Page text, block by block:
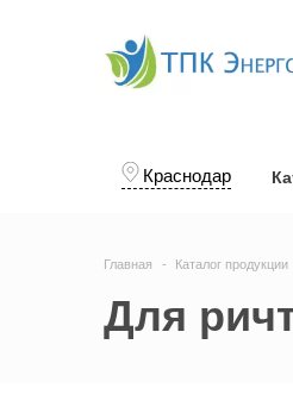
Краснодар
Главная Каталог продукции
Для